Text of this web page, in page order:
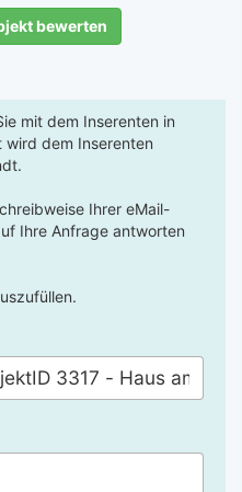
bewerten
mit dem Inserenten in
dem Inserenten
Ihrer eMail-
Ihre Anfrage antworten